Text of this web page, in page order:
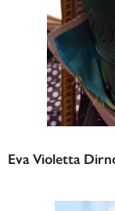
Eva Violetta